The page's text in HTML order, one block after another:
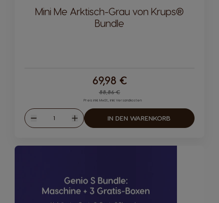
Mini Me Arktisch-Grau von Krups®
Bundle
Regular Price
88,86 €
69,98 €
Preis inkl. MwSt., inkl. Versandkosten
Abnahme
Menge
Zunahme
IN DEN WARENKORB